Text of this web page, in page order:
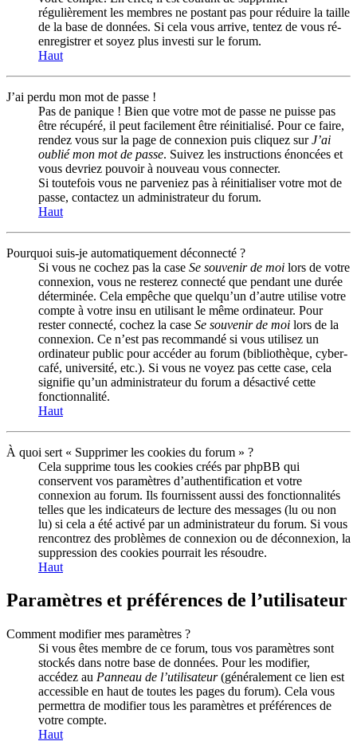
régulièrement les membres ne postant pas pour réduire la taille
de la base de données. Si cela vous arrive, tentez de vous ré-
enregistrer et soyez plus investi sur le forum.
Haut
J’ai perdu mon mot de passe !
Pas de panique ! Bien que votre mot de passe ne puisse pas
être récupéré, il peut facilement être réinitialisé. Pour ce faire,
rendez vous sur la page de connexion puis cliquez surJ’ai
oublié mon mot de passe. Suivez les instructions énoncées et
vous devriez pouvoir à nouveau vous connecter.
Si toutefois vous ne parveniez pas à réinitialiser votre mot de
passe, contactez un administrateur du forum.
Haut
Pourquoi suis-je automatiquement déconnecté ?
Si vous ne cochez pas la case Se souvenir de moi lors de votre
connexion, vous ne resterez connecté que pendant une durée
déterminée. Cela empêche que quelqu’un d’autre utilise votre
compte à votre insu en utilisant le même ordinateur. Pour
rester connecté, cochez la case Se souvenir de moi lors de la
connexion. Ce n’est pas recommandé si vous utilisez un
ordinateur public pour accéder au forum (bibliothèque, cyber-
café, université, etc.). Si vous ne voyez pas cette case, cela
signifie qu’un administrateur du forum a désactivé cette
fonctionnalité.
Haut
À quoi sert « Supprimer les cookies du forum » ?
Cela supprime tous les cookies créés par phpBB qui
conservent vos paramètres d’authentification et votre
connexion au forum. Ils fournissent aussi des fonctionnalités
telles que les indicateurs de lecture des messages (lu ou non
lu) si cela a été activé par un administrateur du forum. Si vous
rencontrez des problèmes de connexion ou de déconnexion, la
suppression des cookies pourrait les résoudre.
Haut
Paramètres et préférences de l’utilisateur
Comment modifier mes paramètres ?
Si vous êtes membre de ce forum, tous vos paramètres sont
stockés dans notre base de données. Pour les modifier,
accédez au Panneau de l’utilisateur(généralement ce lien est
accessible en haut de toutes les pages du forum). Cela vous
permettra de modifier tous les paramètres et préférences de
votre compte.
Haut